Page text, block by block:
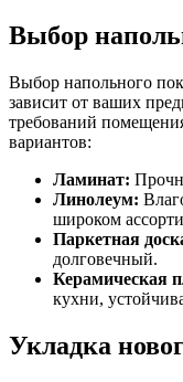
Выбор
Выбор напольного
зависит от ваших
требований
вариантов:
Ламинат:
Линолеум:
широком
Паркетная
долговечный.
Керамическая
кухни,
Укладка